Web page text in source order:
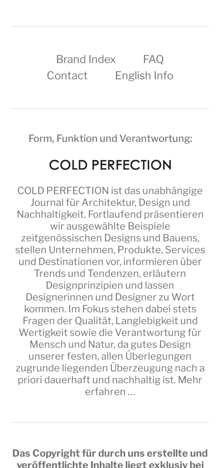
Brand Index
FAQ
Contact
English Info
Form, Funktion und Verantwortung:
COLD PERFECTION ist das unabhängige
Journal für Architektur, Design und
Nachhaltigkeit. Fortlaufend präsentieren
wir ausgewählte Beispiele
zeitgenössischen Designs und Bauens,
stellen Unternehmen, Produkte, Services
und Destinationen vor, informieren über
Trends und Tendenzen, erläutern
Designprinzipien und lassen
Designerinnen und Designer zu Wort
kommen. Im Fokus stehen dabei stets
Fragen der Qualität, Langlebigkeit und
Wertigkeit sowie die Verantwortung für
Mensch und Natur, da gutes Design
unserer festen, allen Überlegungen
zugrunde liegenden Überzeugung nach a
priori dauerhaft und nachhaltig ist. Mehr
erfahren …
Das Copyright für durch uns erstellte und
veröffentlichte Inhalte liegt exklusiv bei